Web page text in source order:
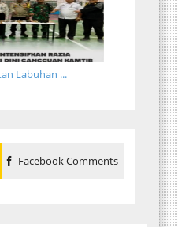
Labuhan ...
Facebook Comments